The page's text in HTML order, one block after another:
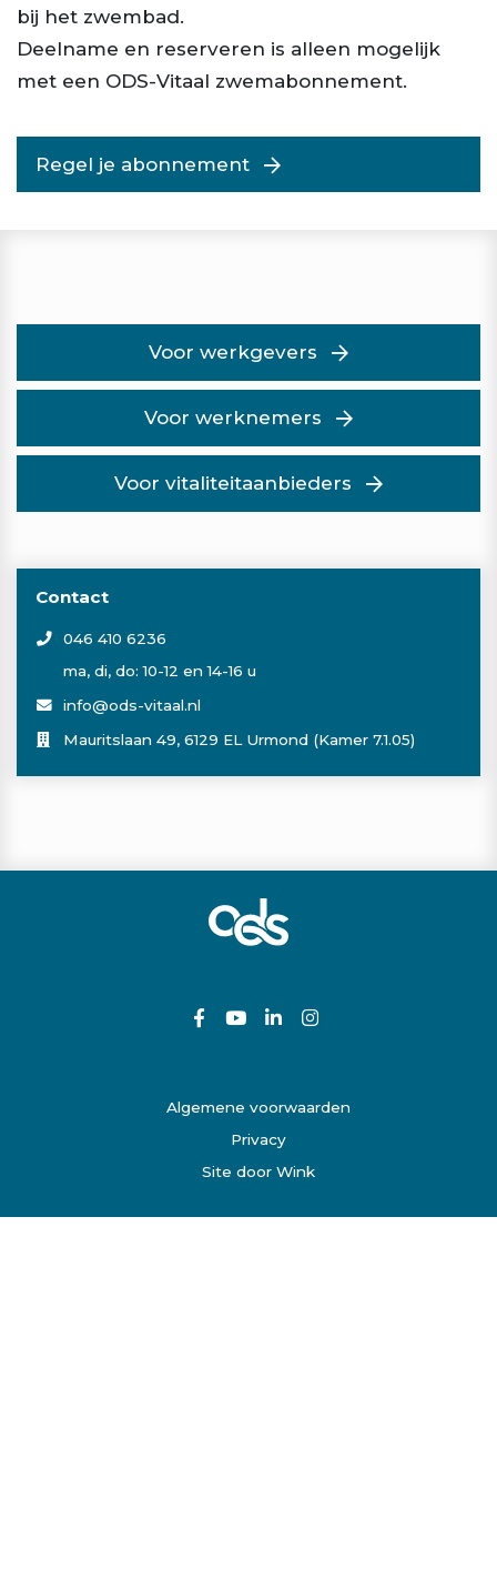
bij het zwembad.
Deelname en reserveren is alleen mogelijk
met een ODS-Vitaal zwemabonnement.
Regel je abonnement
Voor werkgevers
Voor werknemers
Voor vitaliteitaanbieders
Contact
046 410 6236
ma, di, do: 10-12 en 14-16 u
info@ods-vitaal.nl
Mauritslaan 49, 6129 EL Urmond (Kamer 7.1.05)
Algemene voorwaarden
Privacy
Site door Wink